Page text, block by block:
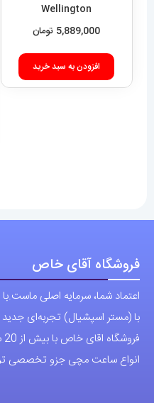
Wellington
5,889,000 تومان
افزودن به سبد خرید
فروشگاه آقای خاص
اعتماد شما، سرمایه اصلی
با (مستر اسپشیال) تجربه‌ای جدید
انواع ساعت مچی جزو تخصصی